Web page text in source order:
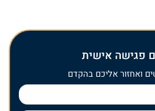
פגישה אישית
ואחזור אליכם בהקדם